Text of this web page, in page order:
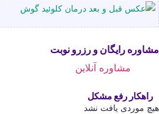
مشاوره رایگان و رزرو نوبت
مشاوره آنلاین
راهکار رفع مشکل
هیچ موردی یافت نشد